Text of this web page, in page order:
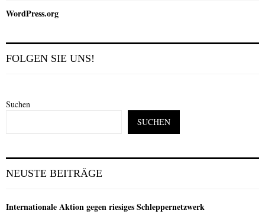
WordPress.org
FOLGEN SIE UNS!
Suchen
SUCHEN
NEUSTE BEITRÄGE
Internationale Aktion gegen riesiges Schleppernetzwerk